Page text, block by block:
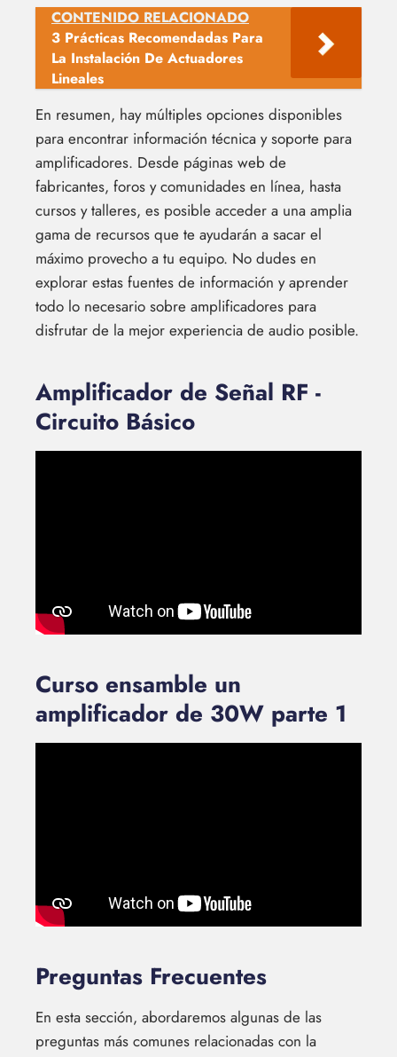
CONTENIDO RELACIONADO
3 Prácticas Recomendadas Para
La Instalación De Actuadores
Lineales
En resumen, hay múltiples opciones disponibles
para encontrar información técnica y soporte para
amplificadores. Desde páginas web de
fabricantes, foros y comunidades en línea, hasta
cursos y talleres, es posible acceder a una amplia
gama de recursos que te ayudarán a sacar el
máximo provecho a tu equipo. No dudes en
explorar estas fuentes de información y aprender
todo lo necesario sobre amplificadores para
disfrutar de la mejor experiencia de audio posible.
Amplificador de Señal RF -
Circuito Básico
Curso ensamble un
amplificador de 30W parte 1
Preguntas Frecuentes
En esta sección, abordaremos algunas de las
preguntas más comunes relacionadas con la